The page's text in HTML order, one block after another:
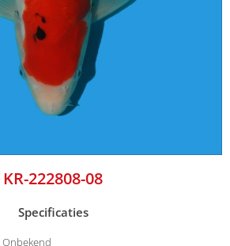
KR-222808-08
Specificaties
Onbekend